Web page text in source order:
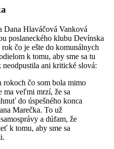
Dana Hlaváčová Vanková
poslaneckého klubu Devínska
čo je ešte do komunálnych
k tomu, aby sme sa tu
ani kritické slová:
rokoch čo som bola mimo
ma veľmi mrzí, že sa
do úspešného konca
Marečka. To už
a dúfam, že
k tomu, aby sme sa